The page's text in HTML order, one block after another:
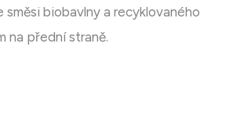
směsi biobavlny a recyklovaného
na přední straně.